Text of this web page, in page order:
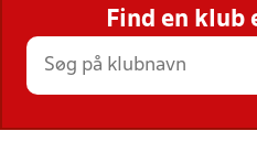
STILLINGER,
Find en klub